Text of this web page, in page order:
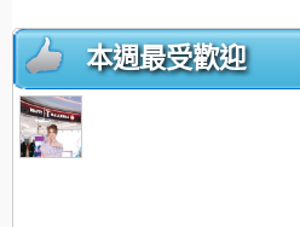
本週最受歡迎